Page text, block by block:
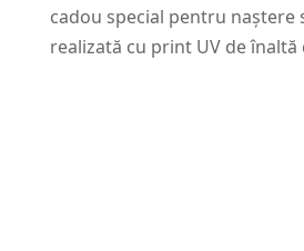
cadou special pentru naștere
realizată cu print UV de înaltă